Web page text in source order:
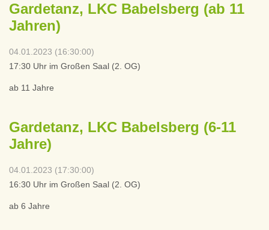
Gardetanz, LKC Babelsberg (ab 11
Jahren)
04.01.2023 (16:30:00)
17:30 Uhr im Großen Saal (2. OG)
ab 11 Jahre
Gardetanz, LKC Babelsberg (6-11
Jahre)
04.01.2023 (17:30:00)
16:30 Uhr im Großen Saal (2. OG)
ab 6 Jahre